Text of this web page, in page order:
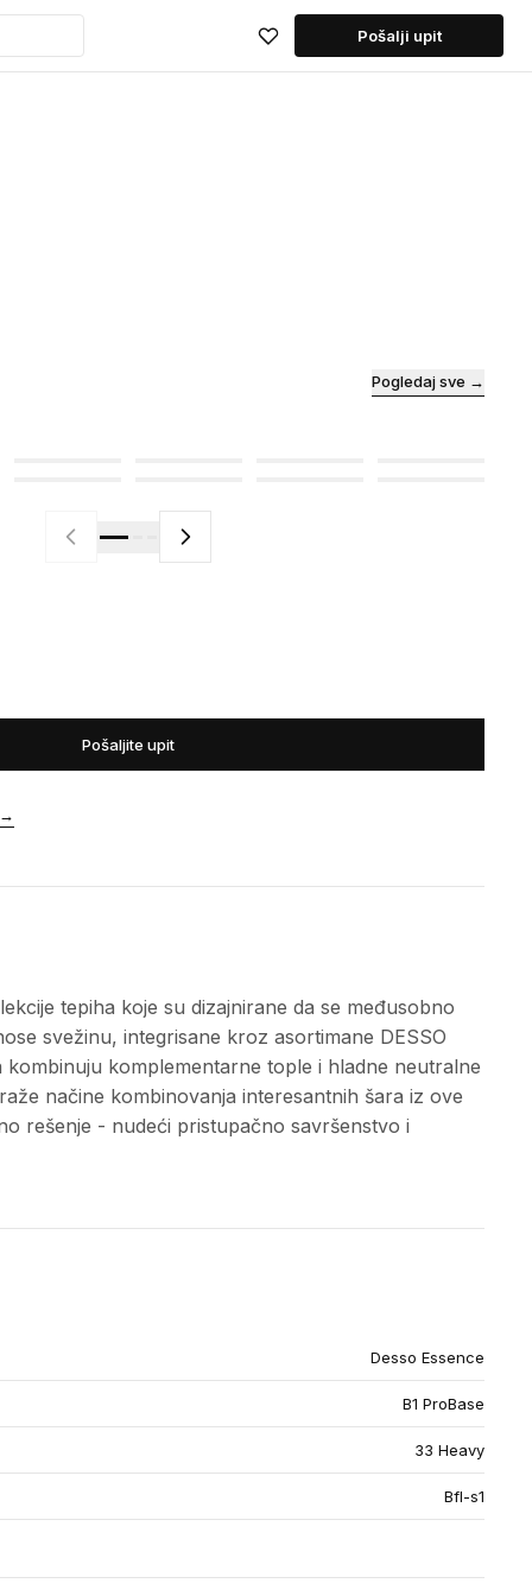
Pošalji upit
Pogledaj sve →
Pošaljite upit
tepiha koje su dizajnirane da se međusobno
svežinu, integrisane kroz asortimane DESSO
kombinuju komplementarne tople i hladne neutralne
načine kombinovanja interesantnih šara iz ove
rešenje - nudeći pristupačno savršenstvo i
Desso Essence
B1 ProBase
33 Heavy
Bfl-s1